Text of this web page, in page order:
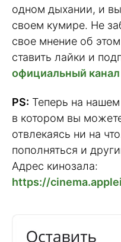
одном дыхании, и
своем кумире. Не
свое мнение об
ставить лайки и
официальный канал
PS: Теперь на
в котором вы
отвлекаясь ни на
пополняться и
Адрес кинозала:
https://